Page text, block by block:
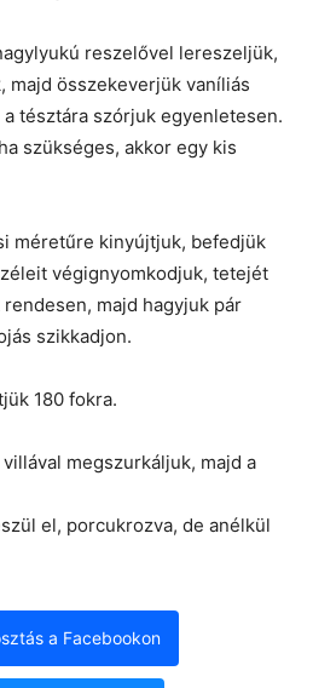
reszelővel lereszeljük,
majd összekeverjük vaníliás
tésztára szórjuk egyenletesen.
szükséges, akkor egy kis
méretűre kinyújtjuk, befedjük
végignyomkodjuk, tetejét
majd hagyjuk pár
szikkadjon.
180 fokra.
megszurkáljuk, majd a
el, porcukrozva, de anélkül
a Facebookon